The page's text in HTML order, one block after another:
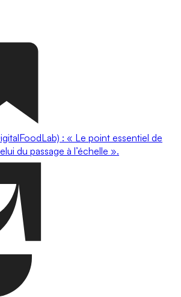
: « Le point essentiel de
du passage à l’échelle ».